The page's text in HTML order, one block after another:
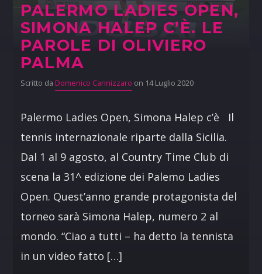
PALERMO LADIES OPEN,
SIMONA HALEP C’È. LE
PAROLE DI OLIVIERO
PALMA
Scritto da Domenico Cannizzaro on 14 Luglio 2020
Palermo Ladies Open, Simona Halep c’è Il
tennis internazionale riparte dalla Sicilia.
Dal 1 al 9 agosto, al Country Time Club di
scena la 31^ edizione dei Palemo Ladies
Open. Quest’anno grande protagonista del
torneo sarà Simona Halep, numero 2 al
mondo. “Ciao a tutti – ha detto la tennista
in un video fatto […]